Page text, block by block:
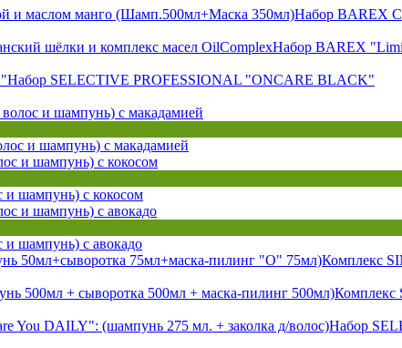
Набор BAREX
Набор BAREX
Набор SELECTIVE PROFESSIONAL "ONCARE BLACK"
и шампунь) с макадамией
шампунь) с кокосом
шампунь) с авокадо
Комплекс
Комплекс
Набор